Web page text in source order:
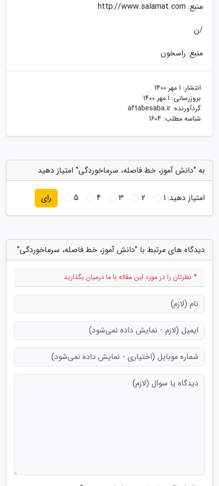
منبع: http://www.salamat.com
/ن
منبع: راسخون
انتشار: 1 مهر 1400
بروزرسانی: 1 مهر 1400
گردآورنده: aftabesaba.ir
شناسه مطلب: 1604
به "دانش آموز، خط فاصله، سرماخوردگی" امتیاز دهید
امتیاز دهید:1
2
3
4
5 رای
دیدگاه های مرتبط با "دانش آموز، خط فاصله، سرماخوردگی"
* نظرتان را در مورد این مقاله با ما درمیان بگذارید